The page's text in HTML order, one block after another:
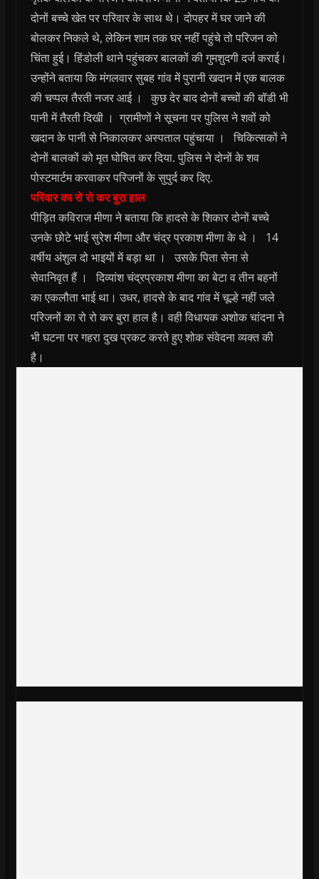
दोनों बच्चे खेत पर परिवार के साथ थे। दोपहर में घर जाने की
बोलकर निकले थे, लेकिन शाम तक घर नहीं पहुंचे तो परिजन को
चिंता हुई। हिंडोली थाने पहुंचकर बालकों की गुमशुदगी दर्ज कराई।
उन्होंने बताया कि मंगलवार सुबह गांव में पुरानी खदान में एक बालक
की चप्पल तैरती नजर आई । कुछ देर बाद दोनों बच्चों की बॉडी भी
पानी में तैरती दिखी । ग्रामीणों ने सूचना पर पुलिस ने शवों को
खदान के पानी से निकालकर अस्पताल पहुंचाया । चिकित्सकों ने
दोनों बालकों को मृत घोषित कर दिया. पुलिस ने दोनों के शव
पोस्टमार्टम करवाकर परिजनों के सुपुर्द कर दिए.
परिवार का रो रो कर बुरा हाल
पीड़ित कविराज मीणा ने बताया कि हादसे के शिकार दोनों बच्चे
उनके छोटे भाई सुरेश मीणा और चंद्र प्रकाश मीणा के थे । 14
वर्षीय अंशुल दो भाइयों में बड़ा था । उसके पिता सेना से
सेवानिवृत हैं । दिव्यांश चंद्रप्रकाश मीणा का बेटा व तीन बहनों
का एकलौता भाई था। उधर, हादसे के बाद गांव में चूल्हे नहीं जले
परिजनों का रो रो कर बुरा हाल है। वही विधायक अशोक चांदना ने
भी घटना पर गहरा दुख प्रकट करते हुए शोक संवेदना व्यक्त की
है।